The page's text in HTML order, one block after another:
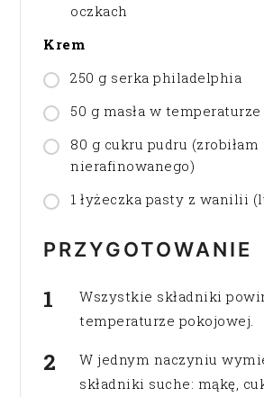
oczkach
Krem
250 g serka philadelphia
50 g masła w
80 g cukru pudru (zrobiłam
nierafinowanego)
1 łyżeczka pasty z wanilii
PRZYGOTOWANIE
Wszystkie składniki
temperaturze pokojowej.
W jednym naczyniu
składniki suche: mąkę,